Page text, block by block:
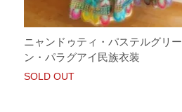
ニャンドゥティ・パステルグリー
ン・パラグアイ民族衣装
SOLD OUT